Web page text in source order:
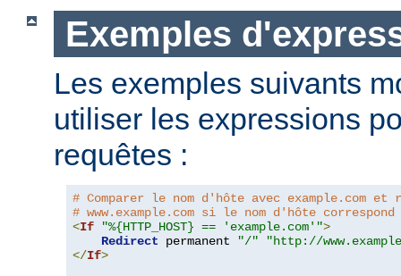
Exemples
Les exemples suivants
utiliser les expressions
requêtes :
# Comparer le nom d'hôte avec example.com
# www.example.com si le nom d'hôte correspond
<If "%{HTTP_HOST} == 'example.com'">
Redirect permanent "/"
"http://
</If>